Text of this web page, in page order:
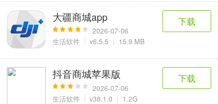
医疗健康
6千+款应用
母婴育儿
2百+款应用
趣味娱乐
图像拍照
9百+款应用
大疆商城app
2026-07-06
生活软件
v6.5.5 15.9 MB
下载
抖音商城苹果版
2026-07-06
生活软件
v38.1.0 1.2G
下载